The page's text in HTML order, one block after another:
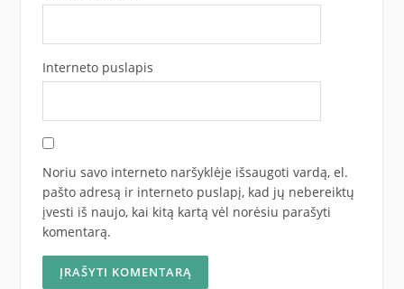
Interneto puslapis
Noriu savo interneto naršyklėje išsaugoti vardą, el.
pašto adresą ir interneto puslapį, kad jų nebereiktų
įvesti iš naujo, kai kitą kartą vėl norėsiu parašyti
komentarą.